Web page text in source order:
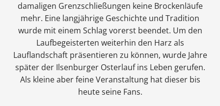
damaligen Grenzschließungen keine Brockenläufe
mehr. Eine langjährige Geschichte und Tradition
wurde mit einem Schlag vorerst beendet. Um den
Laufbegeisterten weiterhin den Harz als
Lauflandschaft präsentieren zu können, wurde Jahre
später der Ilsenburger Osterlauf ins Leben gerufen.
Als kleine aber feine Veranstaltung hat dieser bis
heute seine Fans.